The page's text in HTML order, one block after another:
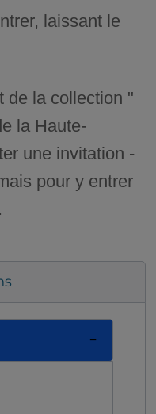
laissant le
de la collection "
la Haute-
une invitation -
pour y entrer